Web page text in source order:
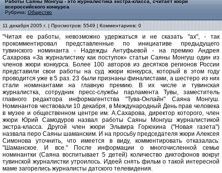
Работы Саяны Монгуш - это журналистика экстра-класса, считает жюри
всероссийского конкурса
Рубрика: Общество
11 декабря 2005 г. | Просмотров: 5549 | Комментариев: 0
"Читая ее работы, невозможно удержаться и не сказать "ах", - так
прокомментировал представленные по инициативе предыдущего
тувинского номинанта - Надежды Антуфьевой - на премию Андрея
Сахарова «За журналистику как поступок» статьи Саяны Монгуш один из
членов жюри конкурса. Более 100 авторов из десятков регионов России
представили свои работы на суд жюри конкурса, который в этом году
проводится уже в 5 раз. 23 были признаны финалистами, а шестеро из них
стали номинантами на главную премию. В их числе и тувинская
журналистка, сотрудник пресс-службы парламента Тувы, заместитель
главного редактора информагентства "Тува-Онлайн" Саяна Монгуш.
Номинантов чествовали 10 декабря, в Международный День прав человека
в музее и общественном центре им. А.Сахарова, директор которого, член
жюри Юрий Самодуров назвал работы Саяны Монгуш журналистикой
экстра-класса. Другой член жюри Эльвира Горюхина ("Новая газета")
назвала перо Саяны шаманским. И на просьбу председателя жюри Алексея
Симонова уточнить, что имеется в виду, комментировать отказалась:
"Шаманское. И все." После информации о многочисленной семье
номинантки (Саяна воспитывает 5 детей) количество диктофонов вокруг
тувинской журналистки утроилось. Идеей снять фильм о такой интересной
маме загорелись журналисты датского телевидения.